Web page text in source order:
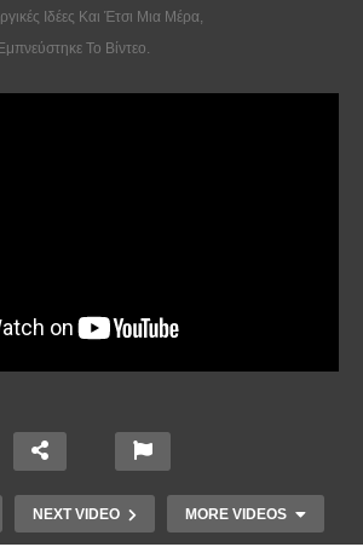
Ιδέες Και Έτσι Μια Μέρα,
Το Βίντεο.
NEXT VIDEO MORE VIDEOS